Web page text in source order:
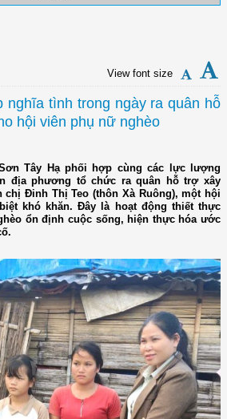
View font size
nghĩa tình trong ngày ra quân hỗ
hội viên phụ nữ nghèo
Tây Hạ phối hợp cùng các lực lượng
địa phương tổ chức ra quân hỗ trợ xây
Đinh Thị Teo (thôn Xà Ruông), một hội
khó khăn. Đây là hoạt động thiết thực
ổn định cuộc sống, hiện thực hóa ước